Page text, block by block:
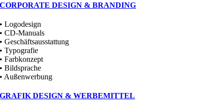
CORPORATE DESIGN & BRANDING
• Logodesign
• CD-Manuals
• Geschäftsausstattung
• Typografie
• Farbkonzept
• Bildsprache
• Außenwerbung
GRAFIK DESIGN & WERBEMITTEL